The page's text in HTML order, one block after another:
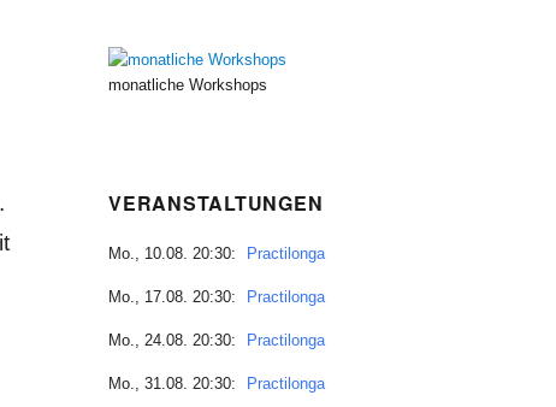
monatliche Workshops
VERANSTALTUNGEN
Mo., 10.08. 20:30: Practilonga
Mo., 17.08. 20:30: Practilonga
Mo., 24.08. 20:30: Practilonga
Mo., 31.08. 20:30: Practilonga